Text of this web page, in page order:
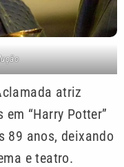
atriz
“Harry Potter”
89 anos, deixando
e teatro.